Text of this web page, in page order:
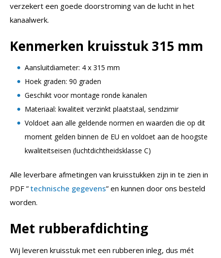
verzekert een goede doorstroming van de lucht in het
kanaalwerk.
Kenmerken kruisstuk 315 mm
Aansluitdiameter: 4 x 315 mm
Hoek graden: 90 graden
Geschikt voor montage ronde kanalen
Materiaal: kwaliteit verzinkt plaatstaal, sendzimir
Voldoet aan alle geldende normen en waarden die op dit
moment gelden binnen de EU en voldoet aan de hoogste
kwaliteitseisen (luchtdichtheidsklasse C)
Alle leverbare afmetingen van kruisstukken zijn in te zien in
PDF ” technische gegevens” en kunnen door ons besteld
worden.
Met rubberafdichting
Wij leveren kruisstuk met een rubberen inleg, dus mét